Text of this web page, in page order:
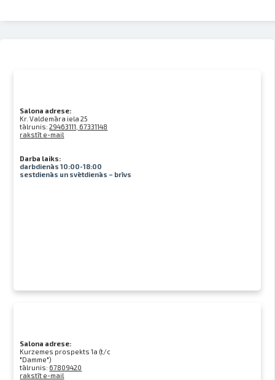
Salona adrese:
Kr. Valdemāra iela 25
tālrunis:29463111, 67331148
rakstīt e-mail
Darba laiks:
darbdienās 10:00-18:00
sestdienās un svētdienās – brīvs
Salona adrese:
Kurzemes prospekts 1a (t/c
"Damme")
tālrunis: 67809420
rakstīt e-mail